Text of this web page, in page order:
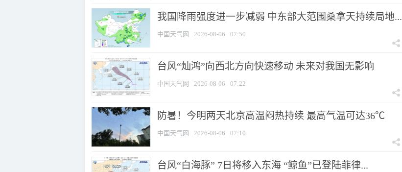
我国降雨强度进一步减弱 中东部大范围桑拿天持续局地...
中国天气网 2026-08-06 07:50
台风“灿鸿”向西北方向快速移动 未来对我国无影响
中国天气网 2026-08-06 07:22
防暑！今明两天北京高温闷热持续 最高气温可达36℃
中国天气网 2026-08-06 07:10
台风“白海豚” 7日将移入东海 “鲸鱼”已登陆菲律...